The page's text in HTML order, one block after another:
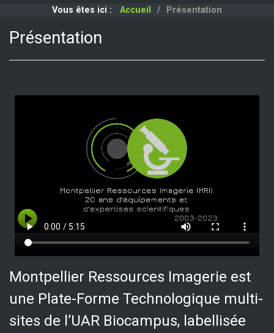
Vous êtes ici : Accueil Présentation
Présentation
Montpellier Ressources Imagerie est
une Plate-Forme Technologique multi-
sites de l’UAR Biocampus, labellisée